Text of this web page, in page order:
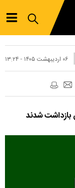
۰۶ ارديبهشت ۱۴۰۵ - ۱۳:۲۴
بازداشت شدند